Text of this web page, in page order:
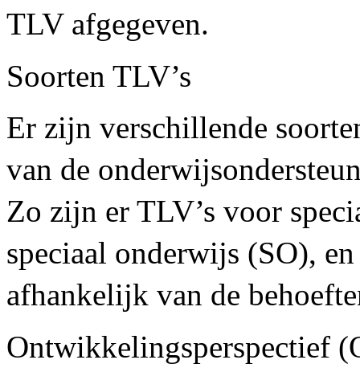
TLV afgegeven.
Soorten TLV’s
Er zijn verschillende
van de
Zo zijn er TLV’s voor
speciaal onderwijs (SO),
afhankelijk van de
Ontwikkelingsperspectief